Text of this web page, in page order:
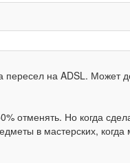
пересел на ADSL. Может
отменять. Но когда
в мастерских,